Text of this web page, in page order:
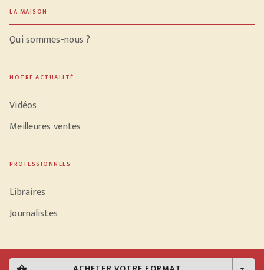
LA MAISON
Qui sommes-nous ?
NOTRE ACTUALITÉ
Vidéos
Meilleures ventes
PROFESSIONNELS
Libraires
Journalistes